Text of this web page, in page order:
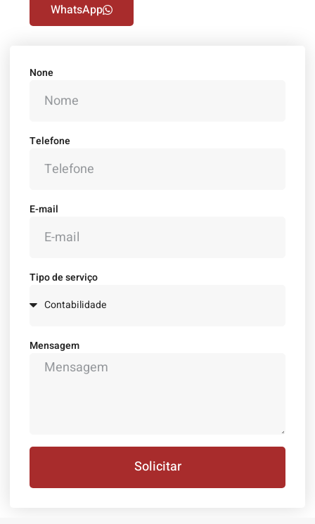
WhatsApp
None
Telefone
E-mail
Tipo de serviço
Mensagem
Solicitar